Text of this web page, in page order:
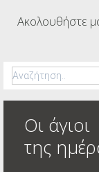
Ακολουθήστε
Οι άγιοι
της